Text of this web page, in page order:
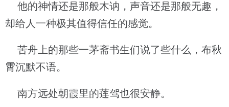
他的神情还是那般木讷，声音还是那般无趣，
却给人一种极其值得信任的感觉。
苦舟上的那些一茅斋书生们说了些什么，布秋
霄沉默不语。
南方远处朝霞里的莲驾也很安静。